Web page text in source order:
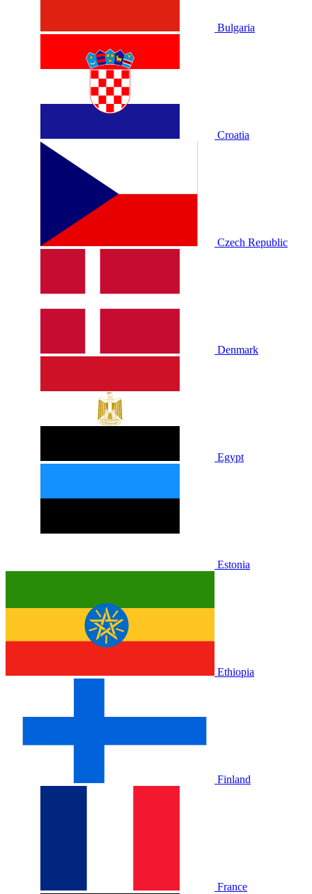
Bulgaria
Croatia
Czech Republic
Denmark
Egypt
Estonia
Ethiopia
Finland
France